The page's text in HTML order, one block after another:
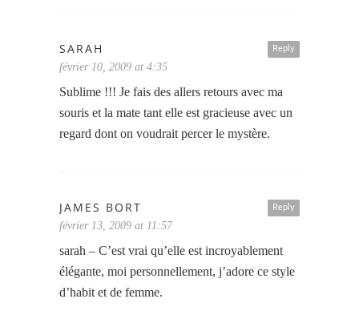
Reply
SARAH
février 10, 2009 at 4:35
Sublime !!! Je fais des allers retours avec ma
souris et la mate tant elle est gracieuse avec un
regard dont on voudrait percer le mystère.
Reply
JAMES BORT
février 13, 2009 at 11:57
sarah – C’est vrai qu’elle est incroyablement
élégante, moi personnellement, j’adore ce style
d’habit et de femme.